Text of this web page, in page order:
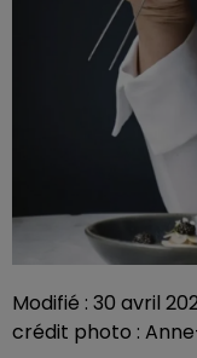
Modifié : 30 avril
crédit photo :